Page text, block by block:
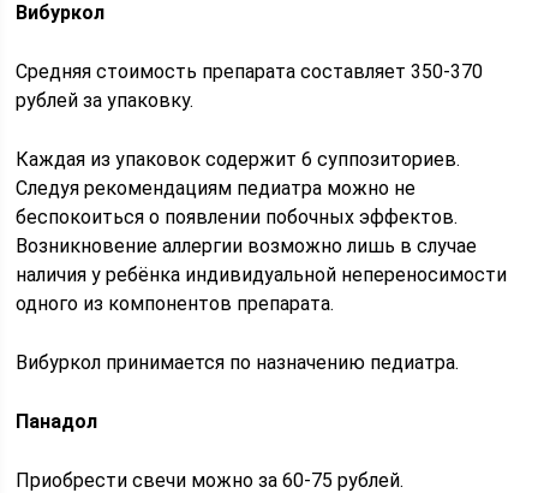
Вибуркол
Средняя стоимость препарата составляет 350-370
рублей за упаковку.
Каждая из упаковок содержит 6 суппозиториев.
Следуя рекомендациям педиатра можно не
беспокоиться о появлении побочных эффектов.
Возникновение аллергии возможно лишь в случае
наличия у ребёнка индивидуальной непереносимости
одного из компонентов препарата.
Вибуркол принимается по назначению педиатра.
Панадол
Приобрести свечи можно за 60-75 рублей.